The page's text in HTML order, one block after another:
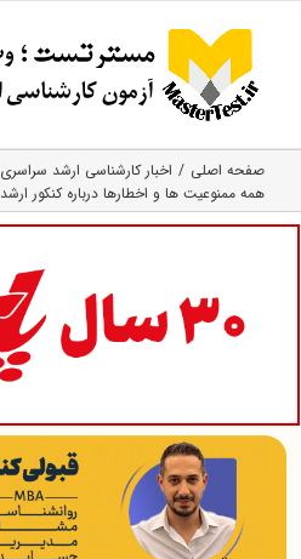
content
صفحه اصلی
اخبار کارشناسی ارشد سراسری
همه ممنوعیت ها و اخطارها درباره کنکور ارشد